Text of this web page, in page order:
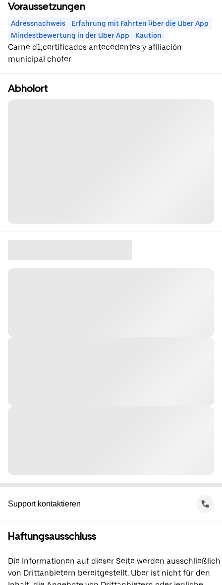
Voraussetzungen
Adressnachweis
Erfahrung mit Fahrten über die Uber App
Mindestbewertung in der Uber App
Kaution
Carne d1,certificados antecedentes y afiliación
municipal chofer
Abholort
Support kontaktieren
Haftungsausschluss
Die Informationen auf dieser Seite werden ausschließlich
von Drittanbietern bereitgestellt. Uber ist nicht für den